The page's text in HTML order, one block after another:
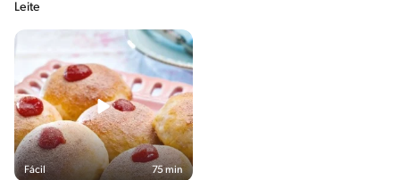
Leite
Fácil 75 min